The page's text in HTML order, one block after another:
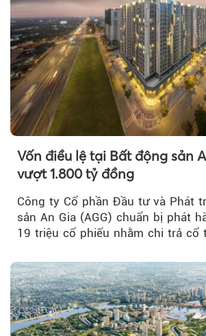
Vốn điều lệ tại Bất động sản
vượt 1.800 tỷ đồng
Công ty Cổ phần Đầu tư và Phát
sản An Gia (AGG) chuẩn bị phát
19 triệu cổ phiếu nhằm chi trả cổ